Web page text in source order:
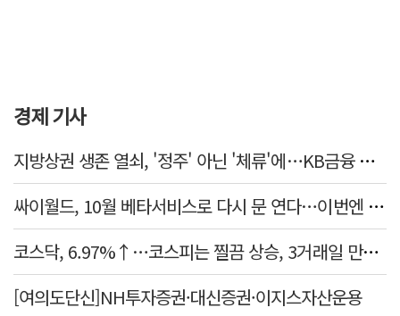
경제 기사
지방상권 생존 열쇠, '정주' 아닌 '체류'에…KB금융 데이터로 본 소상공인 경제
싸이월드, 10월 베타서비스로 다시 문 연다…이번엔 진짜 부활할까
코스닥, 6.97%↑…코스피는 찔끔 상승, 3거래일 만에 반등
[여의도단신]NH투자증권·대신증권·이지스자산운용